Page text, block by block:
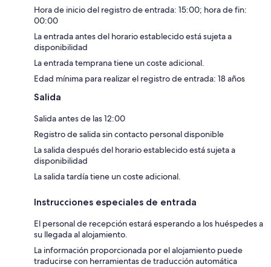
Hora de inicio del registro de entrada: 15:00; hora de fin:
00:00
La entrada antes del horario establecido está sujeta a
disponibilidad
La entrada temprana tiene un coste adicional.
Edad mínima para realizar el registro de entrada: 18 años
Salida
Salida antes de las 12:00
Registro de salida sin contacto personal disponible
La salida después del horario establecido está sujeta a
disponibilidad
La salida tardía tiene un coste adicional.
Instrucciones especiales de entrada
El personal de recepción estará esperando a los huéspedes a
su llegada al alojamiento.
La información proporcionada por el alojamiento puede
traducirse con herramientas de traducción automática